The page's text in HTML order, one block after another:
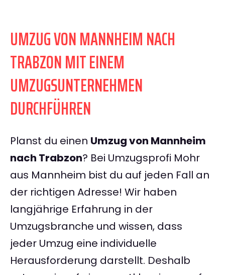
UMZUG VON MANNHEIM NACH
TRABZON MIT EINEM
UMZUGSUNTERNEHMEN
DURCHFÜHREN
Planst du einen Umzug von Mannheim
nach Trabzon? Bei Umzugsprofi Mohr
aus Mannheim bist du auf jeden Fall an
der richtigen Adresse! Wir haben
langjährige Erfahrung in der
Umzugsbranche und wissen, dass
jeder Umzug eine individuelle
Herausforderung darstellt. Deshalb